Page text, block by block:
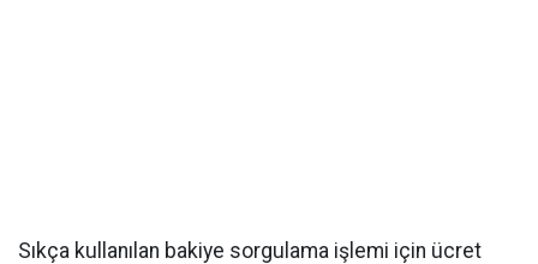
Sıkça kullanılan bakiye sorgulama işlemi için ücret